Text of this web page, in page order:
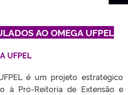
AO OMEGA UFPEL
UFPEL
é um projeto estratégico
à Pró-Reitoria de Extensão e